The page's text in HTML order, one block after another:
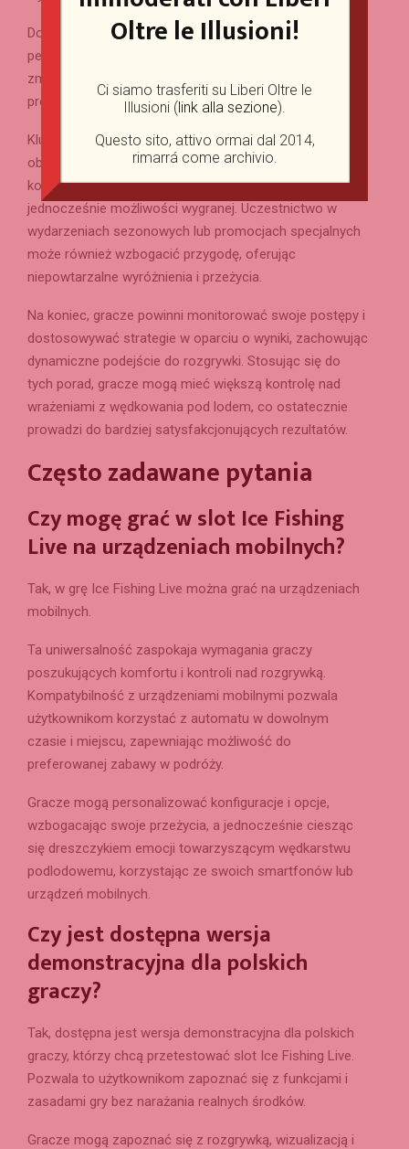
Dodatkowo użytkownicy muszą skorzystać z opcji
personalizacji, aby dostosować grę do swoich potrzeb,
zmieniając ustawienia zgodnie z osobistymi
preferencjami.
Kluczowe jest również używanie przemyślanych praktyk
obstawiania, które umożliwiają graczom skutecznie
kontrolować swoim budżetem, maksymalizując
jednocześnie możliwości wygranej. Uczestnictwo w
wydarzeniach sezonowych lub promocjach specjalnych
może również wzbogacić przygodę, oferując
niepowtarzalne wyróżnienia i przeżycia.
Na koniec, gracze powinni monitorować swoje postępy i
dostosowywać strategie w oparciu o wyniki, zachowując
dynamiczne podejście do rozgrywki. Stosując się do
tych porad, gracze mogą mieć większą kontrolę nad
wrażeniami z wędkowania pod lodem, co ostatecznie
prowadzi do bardziej satysfakcjonujących rezultatów.
Często zadawane pytania
Czy mogę grać w slot Ice Fishing
Live na urządzeniach mobilnych?
Tak, w grę Ice Fishing Live można grać na urządzeniach
mobilnych.
Ta uniwersalność zaspokaja wymagania graczy
poszukujących komfortu i kontroli nad rozgrywką.
Kompatybilność z urządzeniami mobilnymi pozwala
użytkownikom korzystać z automatu w dowolnym
czasie i miejscu, zapewniając możliwość do
preferowanej zabawy w podróży.
Gracze mogą personalizować konfiguracje i opcje,
wzbogacając swoje przeżycia, a jednocześnie ciesząc
się dreszczykiem emocji towarzyszącym wędkarstwu
podlodowemu, korzystając ze swoich smartfonów lub
urządzeń mobilnych.
Czy jest dostępna wersja
demonstracyjna dla polskich
graczy?
Tak, dostępna jest wersja demonstracyjna dla polskich
graczy, którzy chcą przetestować slot Ice Fishing Live.
Pozwala to użytkownikom zapoznać się z funkcjami i
zasadami gry bez narażania realnych środków.
Gracze mogą zapoznać się z rozgrywką, wizualizacją i
Oltre le Illusioni!
Ci siamo trasferiti su Liberi Oltre le
Illusioni (link alla sezione).
Questo sito, attivo ormai dal 2014,
rimarrá come archivio.